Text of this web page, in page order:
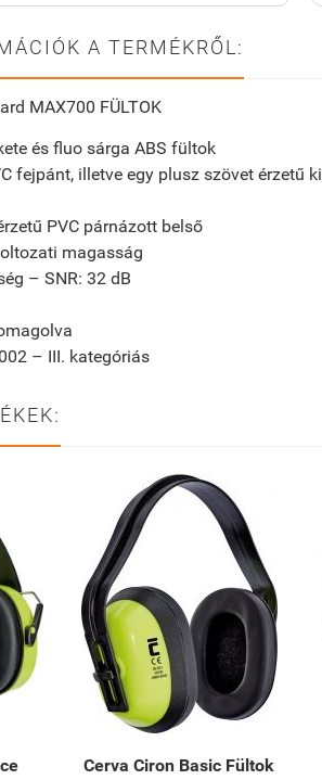
A TERMÉKRŐL:
MAX700 FÜLTOK
és fluo sárga ABS fültok
fejpánt, illetve egy plusz szövet
PVC párnázott belső
magasság
– SNR: 32 dB
– III. kategóriás
Cerva Ciron Basic Fültok